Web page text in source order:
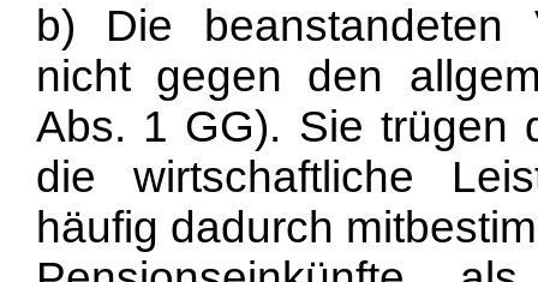
b) Die beanstandeten
nicht gegen den
Abs. 1 GG). Sie trügen
die wirtschaftliche
häufig dadurch